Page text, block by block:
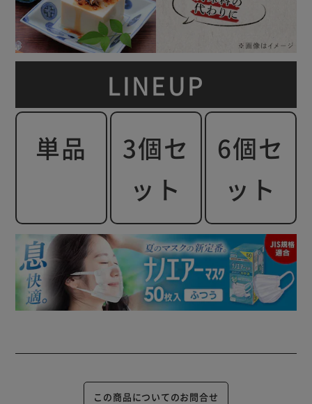
LINEUP
単品
3個セ
ット
6個セ
ット
この商品についてのお問合せ